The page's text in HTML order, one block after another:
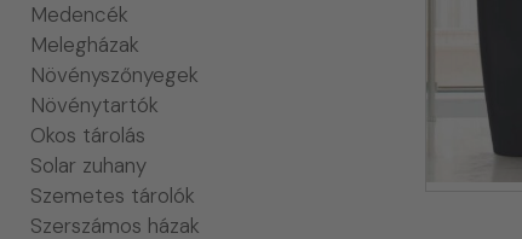
Medencék
Melegházak
Növényszőnyegek
Növénytartók
Okos tárolás
Solar zuhany
Szemetes tárolók
Szerszámos házak